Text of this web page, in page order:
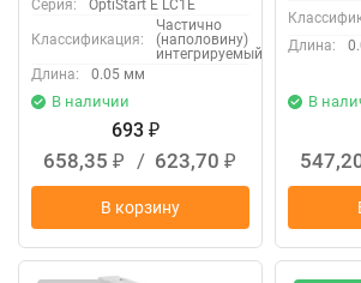
Серия:
OptiStart E LC1E
Классификация:
Частично
(наполовину)
интегрируемый
Длина:
0.05 мм
В наличии
693 ₽
658,35 ₽ / 623,70 ₽
В корзину
Длина:
В